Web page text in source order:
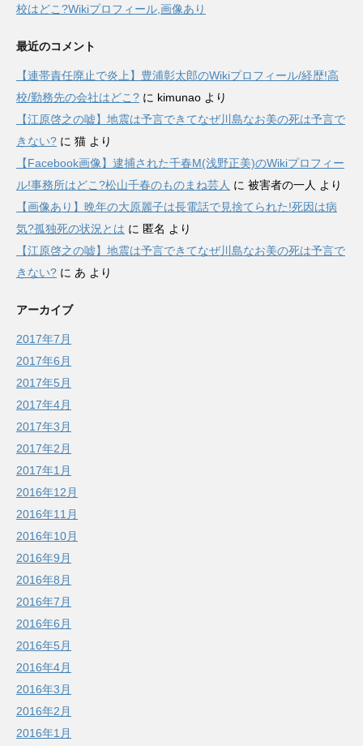
校はどこ?Wikiプロフィール,画像あり
最近のコメント
【連帯責任廃止で炎上】豊浦彰太郎のWikiプロフィール/経歴!高
校/勤務先の会社はどこ? に kimunao より
【江原啓之の嘘】地震は予言できてなぜ川島なお美の死は予言で
きない? に 猫 より
【Facebook画像】逮捕された千春M(浅野正美)のWikiプロフィー
ル!事務所はどこ?松山千春のものまね芸人 に 被害者の一人 より
【画像あり】晩年の大原麗子は長電話で見捨てられた!死因は病
気?孤独死の状況とは に 匿名 より
【江原啓之の嘘】地震は予言できてなぜ川島なお美の死は予言で
きない? に あ より
アーカイブ
2017年7月
2017年6月
2017年5月
2017年4月
2017年3月
2017年2月
2017年1月
2016年12月
2016年11月
2016年10月
2016年9月
2016年8月
2016年7月
2016年6月
2016年5月
2016年4月
2016年3月
2016年2月
2016年1月